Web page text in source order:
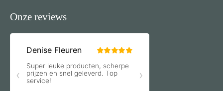
Onze reviews